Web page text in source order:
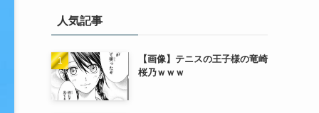
人気記事
【画像】テニスの王子様の竜崎
桜乃ｗｗｗ